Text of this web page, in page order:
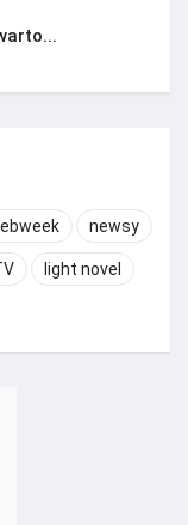
newsy
light novel